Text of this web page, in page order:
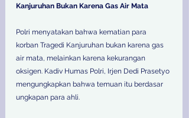
Kanjuruhan Bukan Karena Gas Air Mata
Polri menyatakan bahwa kematian para
korban Tragedi Kanjuruhan bukan karena gas
air mata, melainkan karena kekurangan
oksigen. Kadiv Humas Polri, Irjen Dedi Prasetyo
mengungkapkan bahwa temuan itu berdasar
ungkapan para ahli.